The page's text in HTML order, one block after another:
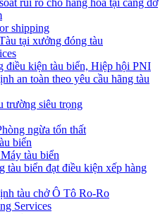
rủi ro cho hàng hóa tại cảng dỡ
shipping
tại xưởng đóng tàu
điều kiện tàu biển, Hiệp hội PNI
an toàn theo yêu cầu hãng tàu
trường siêu trọng
ngừa tổn thất
biển
tàu biển
tàu biển đạt điều kiện xếp hàng
tàu chở Ô Tô Ro-Ro
Services